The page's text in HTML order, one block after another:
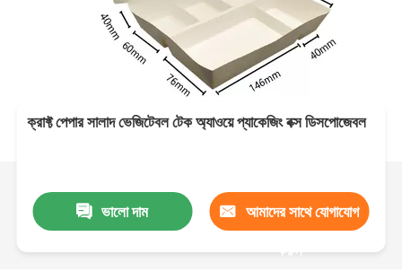
ক্রাফ্ট পেপার সালাদ ভেজিটেবল টেক অ্যাওয়ে প্যাকেজিং বক্স ডিসপোজেবল
ভালো দাম আমাদের সাথে যোগাযোগ
করুন